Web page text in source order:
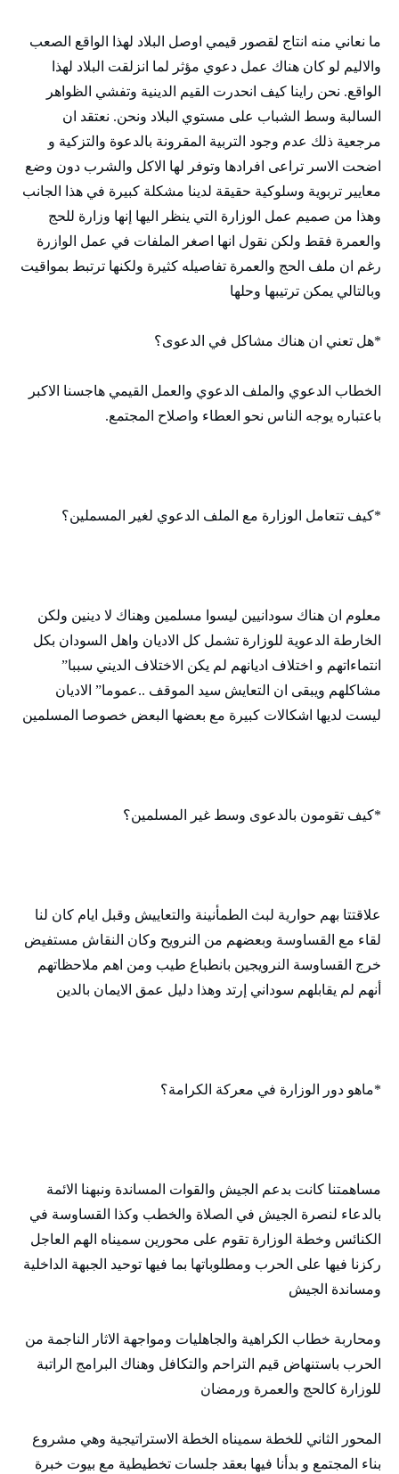
ما نعاني منه انتاج لقصور قيمي اوصل البلاد لهذا الواقع الصعب
والاليم لو كان هناك عمل دعوي مؤثر لما انزلقت البلاد لهذا
الواقع. نحن راينا كيف انحدرت القيم الدينية وتفشي الظواهر
السالبة وسط الشباب على مستوي البلاد ونحن. نعتقد ان
مرجعية ذلك عدم وجود التربية المقرونة بالدعوة والتزكية و
اضحت الاسر تراعى افرادها وتوفر لها الاكل والشرب دون وضع
معايير تربوية وسلوكية حقيقة لدينا مشكلة كبيرة في هذا الجانب
وهذا من صميم عمل الوزارة التي ينظر اليها إنها وزارة للحج
والعمرة فقط ولكن نقول انها اصغر الملفات في عمل الوازرة
رغم ان ملف الحج والعمرة تفاصيله كثيرة ولكنها ترتبط بمواقيت
وبالتالي يمكن ترتيبها وحلها
*هل تعني ان هناك مشاكل في الدعوى؟
الخطاب الدعوي والملف الدعوي والعمل القيمي هاجسنا الاكبر
باعتباره يوجه الناس نحو العطاء واصلاح المجتمع.
*كيف تتعامل الوزارة مع الملف الدعوي لغير المسملين؟
معلوم ان هناك سودانيين ليسوا مسلمين وهناك لا دينين ولكن
الخارطة الدعوية للوزارة تشمل كل الاديان واهل السودان بكل
انتماءاتهم و اختلاف اديانهم لم يكن الاختلاف الديني سببا”
مشاكلهم ويبقى ان التعايش سيد الموقف ..عموما” الاديان
ليست لديها اشكالات كبيرة مع بعضها البعض خصوصا المسلمين
*كيف تقومون بالدعوى وسط غير المسلمين؟
علاقتتا بهم حوارية لبث الطمأنينة والتعاييش وقبل ايام كان لنا
لقاء مع القساوسة وبعضهم من النرويح وكان النقاش مستفيض
خرج القساوسة النرويجين بانطباع طيب ومن اهم ملاحظاتهم
أنهم لم يقابلهم سوداني إرتد وهذا دليل عمق الايمان بالدين
*ماهو دور الوزارة في معركة الكرامة؟
مساهمتنا كانت بدعم الجيش والقوات المساندة ونبهنا الائمة
بالدعاء لنصرة الجيش في الصلاة والخطب وكذا القساوسة في
الكنائس وخطة الوزارة تقوم على محورين سميناه الهم العاجل
ركزنا فيها على الحرب ومطلوباتها بما فيها توحيد الجبهة الداخلية
ومساندة الجيش
ومحاربة خطاب الكراهية والجاهليات ومواجهة الاثار الناجمة من
الحرب باستنهاض قيم التراحم والتكافل وهناك البرامج الراتبة
للوزارة كالحج والعمرة ورمضان
المحور الثاني للخطة سميناه الخطة الاستراتيجية وهي مشروع
بناء المجتمع و بدأنا فيها بعقد جلسات تخطيطية مع بيوت خبرة